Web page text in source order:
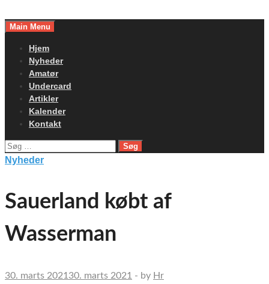
toMain Menu
Hjem
Nyheder
Amatør
Undercard
Artikler
Kalender
Kontakt
Søg
efter:
Nyheder
Sauerland købt af
Wasserman
30. marts 2021 30. marts 2021 - by Hr